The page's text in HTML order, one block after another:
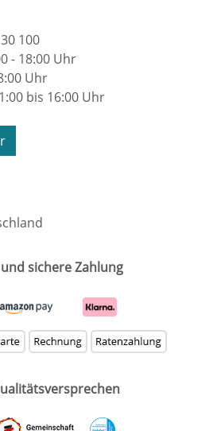
100
- 18:00 Uhr
Uhr
bis 16:00 Uhr
sichere Zahlung